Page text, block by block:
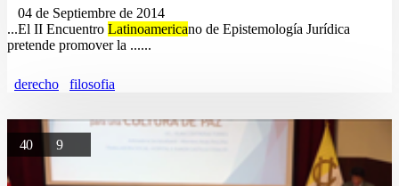
04 de Septiembre de 2014
...El II Encuentro Latinoamericano de Epistemología Jurídica
pretende promover la ......
derecho filosofia
40 9